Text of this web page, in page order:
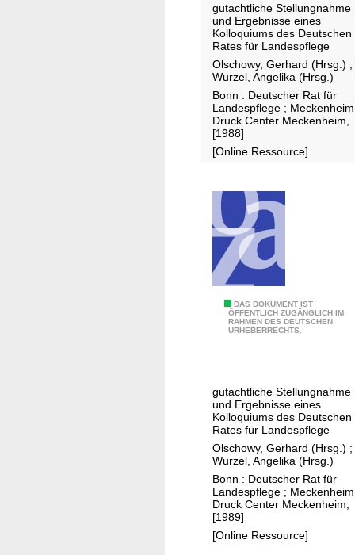
f
t
h
l
u
n
g
e
n
f
ü
n
u
m
r
i
e
n
t
i
e
r
t
gutachtliche Stellungnahme
und Ergebnisse eines
Kolloquiums des Deutschen
Rates für Landespflege
Olschowy, Gerhard (Hrsg.) ;
Wurzel, Angelika (Hrsg.)
Bonn : Deutscher Rat für
Landespflege ;
Druck Center Meckenheim,
[1988]
[Online Ressource]
DAS DOKUMENT IST
ÖFFENTLICH ZUGÄNGLICH IM
RAHMEN DES DEUTSCHEN
URHEBERRECHTS.
e
i
t
u
n
d
E
r
h
gutachtliche Stellungnahme
und Ergebnisse eines
Kolloquiums des Deutschen
Rates für Landespflege
Olschowy, Gerhard (Hrsg.) ;
Wurzel, Angelika (Hrsg.)
Bonn : Deutscher Rat für
Landespflege ;
Druck Center Meckenheim,
[1989]
[Online Ressource]